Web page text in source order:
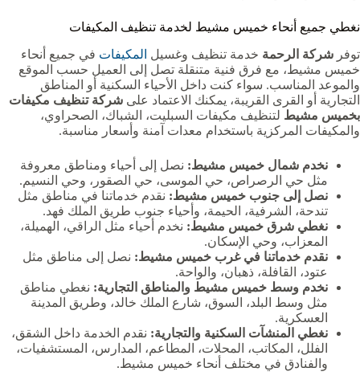
نغطي جميع أنحاء خميس مشيط لخدمة تنظيف المكيفات
توفر شركة الرحمة خدمة تنظيف وغسيل المكيفات في جميع أنحاء
خميس مشيط، مع فرق فنية متنقلة تصل إلى العميل حسب الموقع
والموعد المناسب. سواء كنت داخل الأحياء السكنية أو المناطق
التجارية أو القرى القريبة، يمكنك الاعتماد على شركة تنظيف مكيفات
بخميس مشيط لتنظيف مكيفات السبليت، الشباك، الصحراوي،
والمكيفات المركزية باستخدام معدات آمنة وأسعار مناسبة.
نخدم شمال خميس مشيط: نصل إلى أحياء ومناطق معروفة
مثل حي الرصراص، حي الموسى، حي الصقور، وحي النسيم.
نصل إلى جنوب خميس مشيط: نقدم خدماتنا في مناطق مثل
تندحة، الشرفية، الحيمة، وأحياء جنوب طريق الملك فهد.
نغطي شرق خميس مشيط: نخدم أحياء مثل الراقي، الهميلة،
المعزاب، وحي الإسكان.
نقدم خدماتنا في غرب خميس مشيط: نصل إلى مناطق مثل
عتود، القافلة، ذهبان، والواحة.
نخدم وسط خميس مشيط والمناطق التجارية: نغطي مناطق
مثل وسط البلد، السوق، شارع الملك خالد، وطريق المدينة
العسكرية.
نغطي المنشآت السكنية والتجارية: نقدم الخدمة داخل الشقق،
الفلل، المكاتب، المحلات، المطاعم، المدارس، المستشفيات،
والفنادق في مختلف أنحاء خميس مشيط.